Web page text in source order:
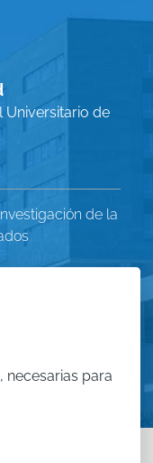
Universitario de
de la
necesarias para